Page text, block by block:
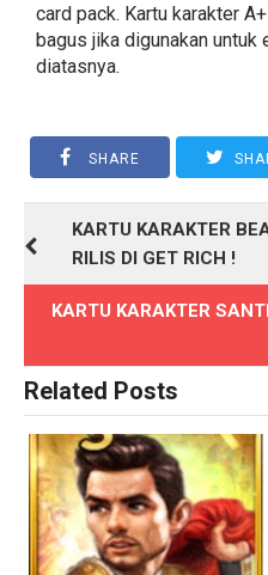
card pack. Kartu karakter
bagus jika digunakan untuk
diatasnya.
SHARE
KARTU KARAKTER
RILIS DI GET RICH !
KARTU KARAKTER
Related Posts